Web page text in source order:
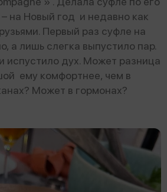
на Новый год и недавно как
Первый раз суфле на
а лишь слегка выпустило пар.
испустило дух. Может разница
ему комфортнее, чем в
Может в гормонах?